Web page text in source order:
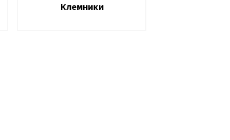
Клемники